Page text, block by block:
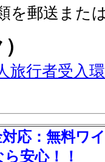
を郵送また
旅行者受入
応：無料ワ
安心！！